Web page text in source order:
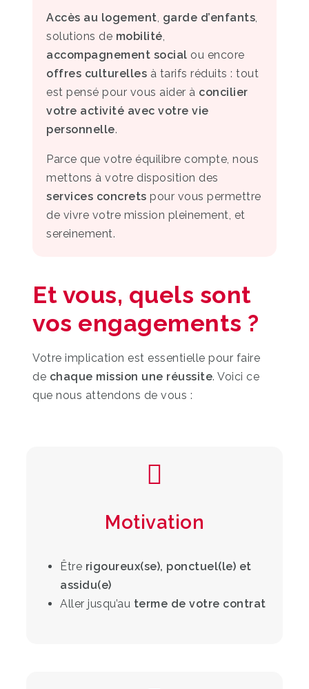
Accès au logement, garde d’enfants,
solutions de mobilité,
accompagnement social ou encore
offres culturelles à tarifs réduits : tout
est pensé pour vous aider à concilier
votre activité avec votre vie
personnelle.
Parce que votre équilibre compte, nous
mettons à votre disposition des
services concrets pour vous permettre
de vivre votre mission pleinement, et
sereinement.
Et vous, quels sont
vos engagements ?
Votre implication est essentielle pour faire
de chaque mission une réussite. Voici ce
que nous attendons de vous :
Motivation
Être rigoureux(se), ponctuel(le) et
assidu(e)
Aller jusqu’au terme de votre contrat